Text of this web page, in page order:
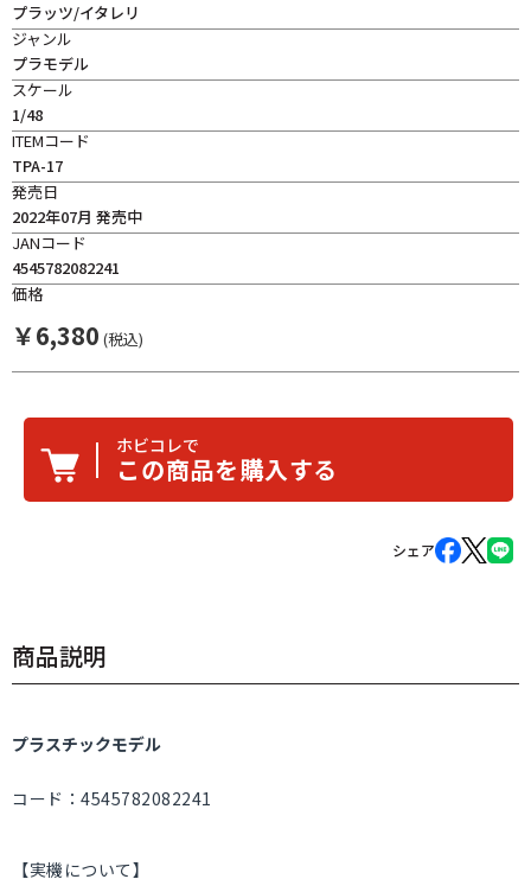
プラッツ/イタレリ
ジャンル
プラモデル
スケール
1/48
ITEMコード
TPA-17
発売日
2022年07月 発売中
JANコード
4545782082241
価格
￥6,380 (税込)
ホビコレで
この商品を購入する
シェア
商品説明
プラスチックモデル
コード：4545782082241
【実機について】